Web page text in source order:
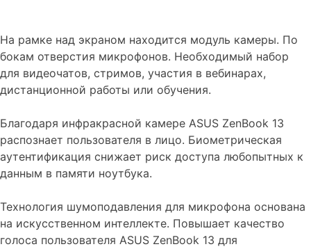
На рамке над экраном находится модуль камеры. По
бокам отверстия микрофонов. Необходимый набор
для видеочатов, стримов, участия в вебинарах,
дистанционной работы или обучения.
Благодаря инфракрасной камере ASUS ZenBook 13
распознает пользователя в лицо. Биометрическая
аутентификация снижает риск доступа любопытных к
данным в памяти ноутбука.
Технология шумоподавления для микрофона основана
на искусственном интеллекте. Повышает качество
голоса пользователя ASUS ZenBook 13 для